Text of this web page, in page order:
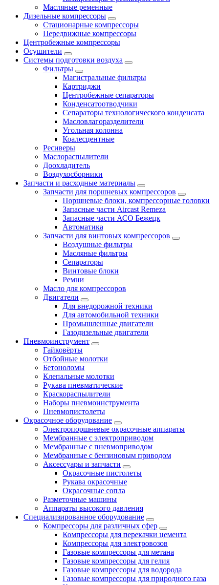
Масляные ременные
Дизельные компрессоры
Стационарные компрессоры
Передвижные компрессоры
Центробежные компрессоры
Осушители
Системы подготовки воздуха
Фильтры
Магистральные фильтры
Картриджи
Центробежные сепараторы
Конденсатоотводчики
Сепараторы технологического конденсата
Масловлагоразделители
Угольная колонна
Коалесцентные
Ресиверы
Маслораспылители
Доохладитель
Воздухосборники
Запчасти и расходные материалы
Запчасти для поршневых компрессоров
Поршневые блоки, компрессорные головки
Запасные части Aircast Remeza
Запасные части АСО Бежецк
Автоматика
Запчасти для винтовых компрессоров
Воздушные фильтры
Масляные фильтры
Сепараторы
Винтовые блоки
Ремни
Масло для компрессоров
Двигатели
Для внедорожной техники
Для автомобильной техники
Промышленные двигатели
Газодизельные двигатели
Пневмоинструмент
Гайковёрты
Отбойные молотки
Бетоноломы
Клепальные молотки
Рукава пневматические
Краскораспылители
Наборы пневмоинструмента
Пневмопистолеты
Окрасочное оборудование
Электропоршневые окрасочные аппараты
Мембранные с электроприводом
Мембранные с пневмоприводом
Мембранные с бензиновым приводом
Аксессуары и запчасти
Окрасочные пистолеты
Рукава окрасочные
Окрасочные сопла
Разметочные машины
Аппараты высокого давления
Специализированное оборудование
Компрессоры для различных сфер
Компрессоры для перекачки цемента
Компрессоры для электровозов
Газовые компрессоры для метана
Газовые компрессоры для гелия
Газовые компрессоры для водорода
Газовые компрессоры для природного газа